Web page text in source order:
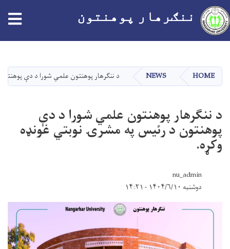
دانګل
ننګرهار پوهنتون
HOME
NEWS د ننګرهار پوهنتون علمي شورا د دې
د ننګرهار پوهنتون علمي شورا د دې
پوهنتون د رئیس په مشرۍ نوبتي غونډه
وکړه.
nu_admin
دوشنبه ۱۴۰۴/۶/۱۰ - ۱۴:۲۱